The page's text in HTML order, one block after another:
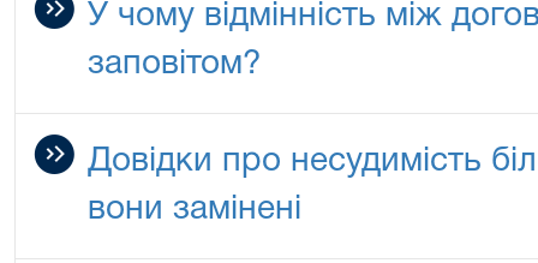
У чому відмінність між
заповітом?
Довідки про несудимість
вони замінені